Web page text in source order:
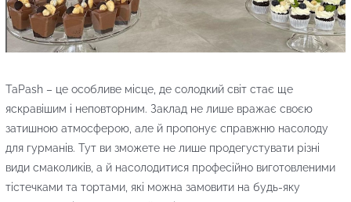
TaPash – це особливе місце, де солодкий світ стає ще
яскравішим і неповторним. Заклад не лише вражає своєю
затишною атмосферою, але й пропонує справжню насолоду
для гурманів. Тут ви зможете не лише продегустувати різні
види смаколиків, а й насолодитися професійно виготовленими
тістечками та тортами, які можна замовити на будь-яку